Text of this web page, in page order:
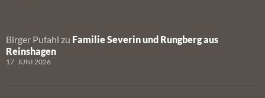
Birger Pufahl zu Familie Severin und Rungberg aus
Reinshagen
17. JUNI 2026